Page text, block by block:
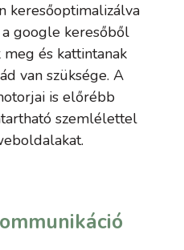
keresőoptimalizálva
google keresőből
meg és kattintanak
van szüksége. A
is előrébb
szemlélettel